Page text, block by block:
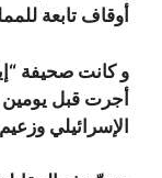
أوقاف تابعة
و كانت صحيفة
أجرت قبل
الإسرائيلي